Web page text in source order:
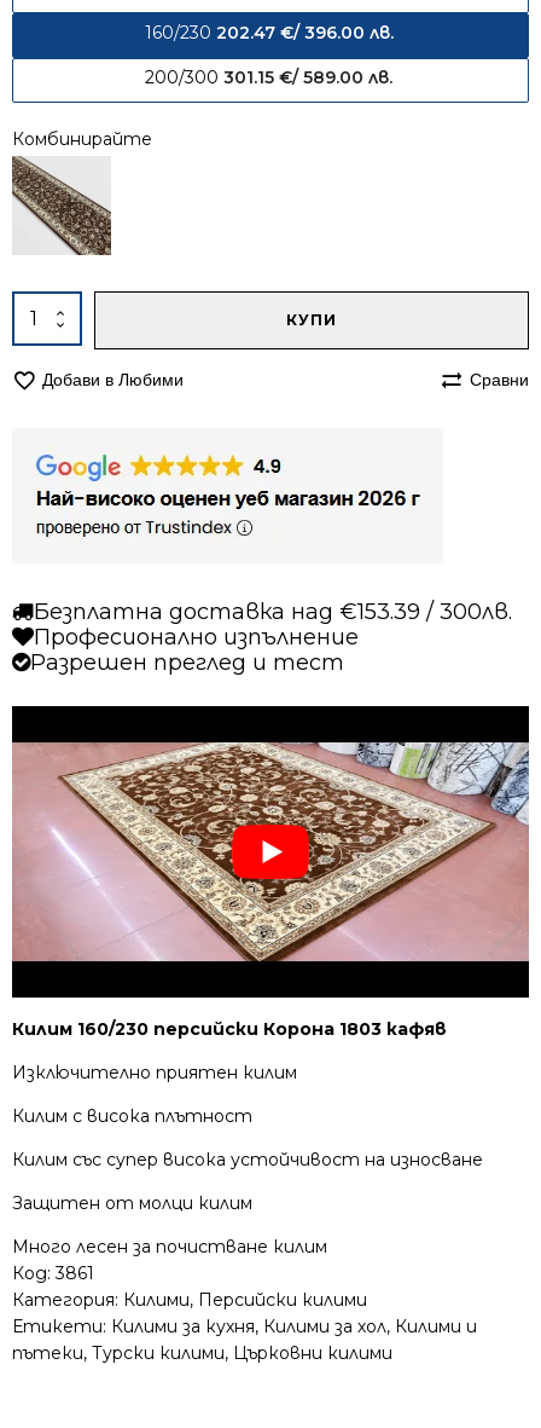
160/230 202.47 €/ 396.00 лв.
200/300 301.15 €/ 589.00 лв.
Комбинирайте
количество
за
160/230
1803
кафяв
КУПИ
Добави в Любими Сравни
Безплатна доставка над €153.39 / 300лв.
Професионално изпълнение
Разрешен преглед и тест
Килим 160/230 персийски Корона 1803 кафяв
Изключително приятен килим
Килим с висока плътност
Килим със супер висока устойчивост на износване
Защитен от молци килим
Много лесен за почистване килим
Код:3861
Категория: Килими, Персийски килими
Етикети: Килими за кухня, Килими за хол, Килими и
пътеки, Турски килими, Църковни килими